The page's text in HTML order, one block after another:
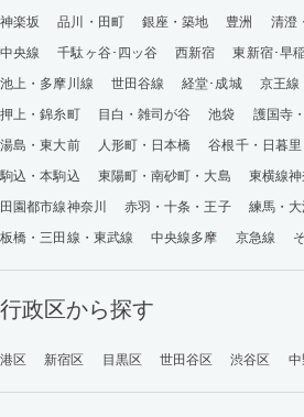
神楽坂
品川・田町 銀座・築地 豊洲 清澄
中央線
千駄ヶ谷･四ッ谷 西新宿 東新宿･早
池上・多摩川線
世田谷線 経堂･成城 京王線
押上・錦糸町
目白・雑司が谷 池袋 護国寺
湯島・東大前
人形町・日本橋 谷根千・日暮里
駒込・本駒込
東陽町・南砂町・大島 東横線神
田園都市線神奈川
赤羽・十条・王子
練馬・
板橋・三田線・東武線
中央線多摩 京急線
行政区から探す
港区 新宿区 目黒区 世田谷区 渋谷区 中